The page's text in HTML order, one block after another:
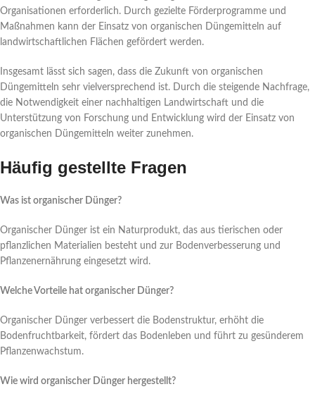
Organisationen erforderlich. Durch gezielte Förderprogramme und
Maßnahmen kann der Einsatz von organischen Düngemitteln auf
landwirtschaftlichen Flächen gefördert werden.
Insgesamt lässt sich sagen, dass die Zukunft von organischen
Düngemitteln sehr vielversprechend ist. Durch die steigende Nachfrage,
die Notwendigkeit einer nachhaltigen Landwirtschaft und die
Unterstützung von Forschung und Entwicklung wird der Einsatz von
organischen Düngemitteln weiter zunehmen.
Häufig gestellte Fragen
Was ist organischer Dünger?
Organischer Dünger ist ein Naturprodukt, das aus tierischen oder
pflanzlichen Materialien besteht und zur Bodenverbesserung und
Pflanzenernährung eingesetzt wird.
Welche Vorteile hat organischer Dünger?
Organischer Dünger verbessert die Bodenstruktur, erhöht die
Bodenfruchtbarkeit, fördert das Bodenleben und führt zu gesünderem
Pflanzenwachstum.
Wie wird organischer Dünger hergestellt?